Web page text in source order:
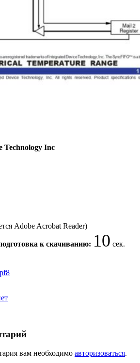
Technology Inc
Adobe Acrobat Reader)
к скачиванию: 10 сек.
вам необходимо авторизоваться.